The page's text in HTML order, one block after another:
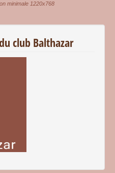
minimale 1220x768
club Balthazar